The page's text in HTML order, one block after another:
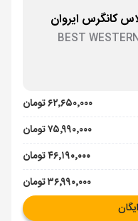
کانگرس ایروان
BEST
۶۲٬۶۵۰٬۰۰۰ تومان
۷۵٬۹۹۰٬۰۰۰ تومان
۴۶٬۱۹۰٬۰۰۰ تومان
۳۶٬۹۹۰٬۰۰۰ تومان